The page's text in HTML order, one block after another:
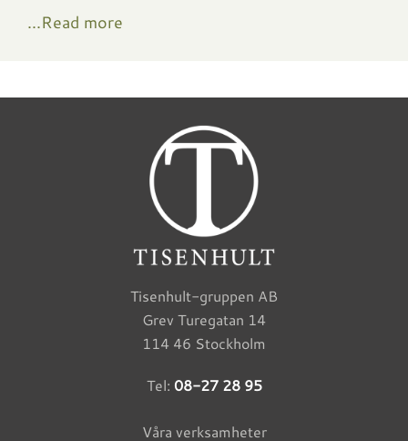
...Read more
Tisenhult-gruppen AB
Grev Turegatan 14
114 46 Stockholm
Tel: 08-27 28 95
Våra verksamheter